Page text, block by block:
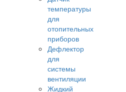
температуры
для
отопительных
приборов
Дефлектор
для
системы
вентиляции
Жидкий